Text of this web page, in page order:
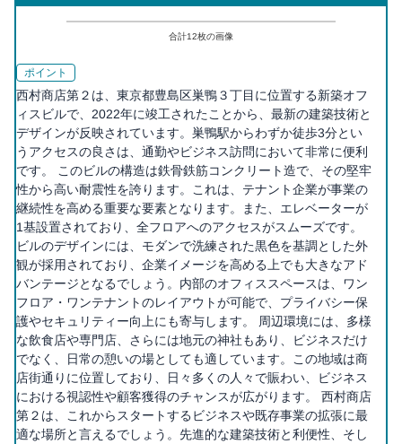
合計12枚の画像
ポイント
西村商店第２は、東京都豊島区巣鴨３丁目に位置する新築オフ
ィスビルで、2022年に竣工されたことから、最新の建築技術と
デザインが反映されています。巣鴨駅からわずか徒歩3分とい
うアクセスの良さは、通勤やビジネス訪問において非常に便利
です。 このビルの構造は鉄骨鉄筋コンクリート造で、その堅牢
性から高い耐震性を誇ります。これは、テナント企業が事業の
継続性を高める重要な要素となります。また、エレベーターが
1基設置されており、全フロアへのアクセスがスムーズです。
ビルのデザインには、モダンで洗練された黒色を基調とした外
観が採用されており、企業イメージを高める上でも大きなアド
バンテージとなるでしょう。内部のオフィススペースは、ワン
フロア・ワンテナントのレイアウトが可能で、プライバシー保
護やセキュリティー向上にも寄与します。 周辺環境には、多様
な飲食店や専門店、さらには地元の神社もあり、ビジネスだけ
でなく、日常の憩いの場としても適しています。この地域は商
店街通りに位置しており、日々多くの人々で賑わい、ビジネス
における視認性や顧客獲得のチャンスが広がります。 西村商店
第２は、これからスタートするビジネスや既存事業の拡張に最
適な場所と言えるでしょう。先進的な建築技術と利便性、そし